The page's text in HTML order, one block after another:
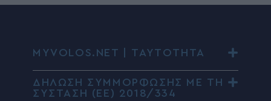
MYVOLOS.NET | ΤΑΥΤΟΤΗΤΑ
ΔΗΛΩΣΗ ΣΥΜΜΟΡΦΩΣΗΣ ΜΕ ΤΗ
ΣΥΣΤΑΣΗ (ΕΕ) 2018/334